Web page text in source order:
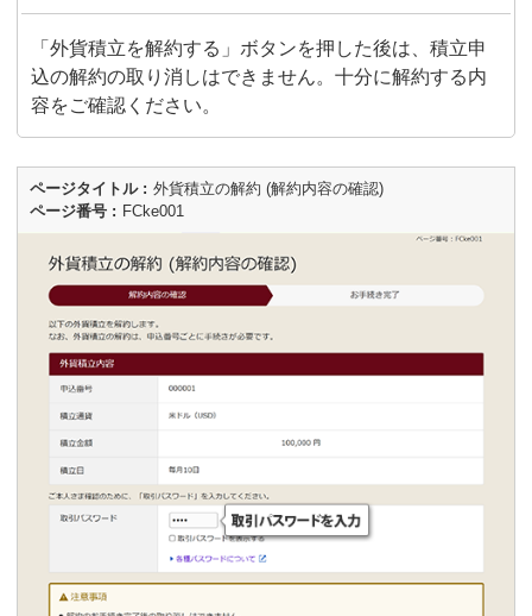
「外貨積立を解約する」ボタンを押した後は、積立申
込の解約の取り消しはできません。十分に解約する内
容をご確認ください。
ページタイトル
外貨積立の解約 (解約内容の確認)
ページ番号
FCke001